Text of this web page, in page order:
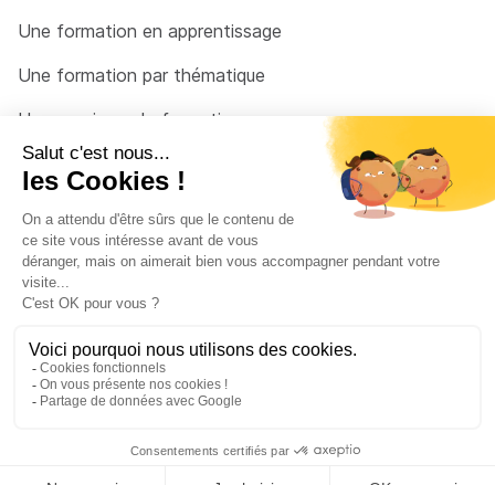
Une formation en apprentissage
Une formation par thématique
Un organisme de formation
Un conseiller
Une solution pour raccrocher
© 2026 - Côté Formations - par Via Compétences
Menu Pied de page
Mentions Légales
Politique de confidentialité